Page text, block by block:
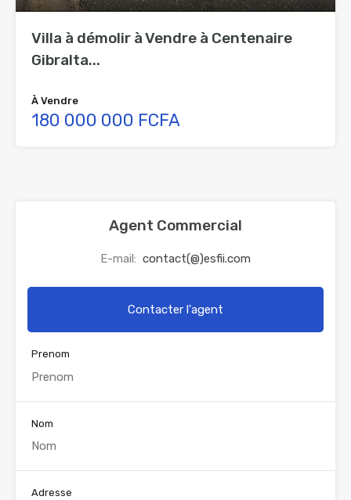
Villa à démolir à Vendre à Centenaire
Gibralta...
À Vendre
180 000 000 FCFA
Agent Commercial
E-mail: contact(@)esfii.com
Contacter l'agent
Prenom
Nom
Adresse